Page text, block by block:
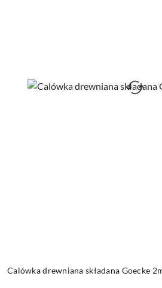
Calówka drewniana składana Goecke